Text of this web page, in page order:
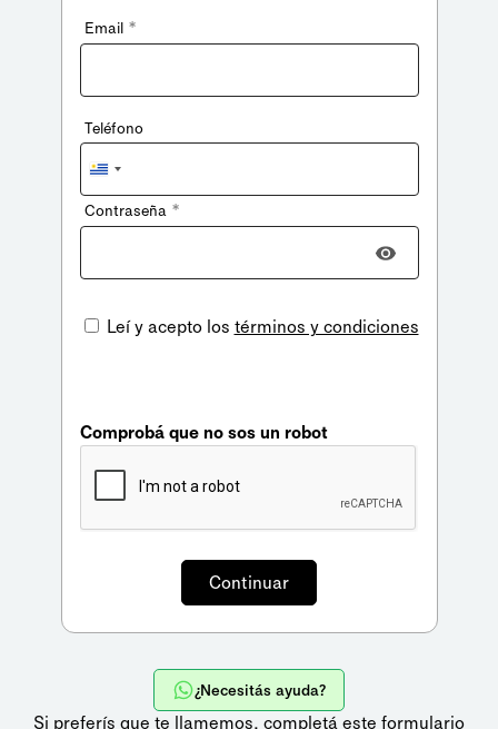
Email *
Teléfono
Uruguay
+598
Contraseña *
Leí y acepto los términos y condiciones
Comprobá que no sos un robot
¿Necesitás ayuda?
Si preferís que te llamemos, completá este formulario